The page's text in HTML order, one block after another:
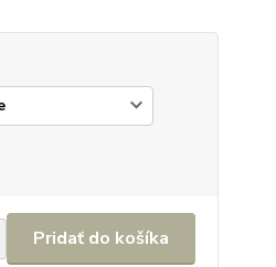
Pridať do košíka